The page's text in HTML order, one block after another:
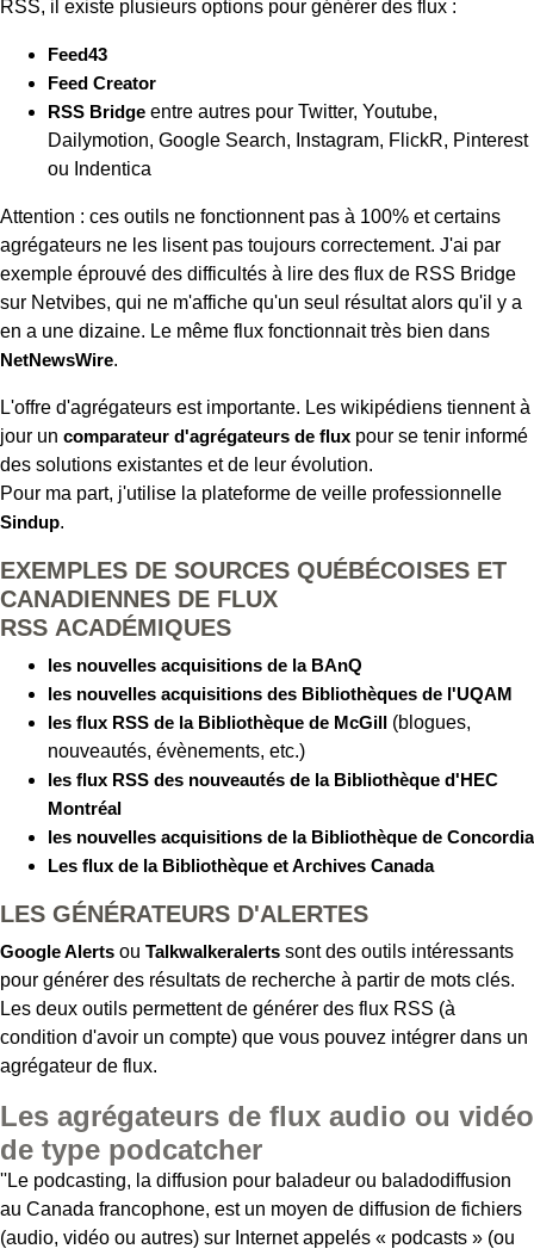
RSS, il existe plusieurs options pour générer des flux :
Feed43
Feed Creator
RSS Bridge entre autres pour Twitter, Youtube,
Dailymotion, Google Search, Instagram, FlickR, Pinterest
ou Indentica
Attention : ces outils ne fonctionnent pas à 100% et certains
agrégateurs ne les lisent pas toujours correctement. J'ai par
exemple éprouvé des difficultés à lire des flux de RSS Bridge
sur Netvibes, qui ne m'affiche qu'un seul résultat alors qu'il y a
en a une dizaine. Le même flux fonctionnait très bien dans
NetNewsWire.
L'offre d'agrégateurs est importante. Les wikipédiens tiennent à
jour un comparateur d'agrégateurs de flux pour se tenir informé
des solutions existantes et de leur évolution.
Pour ma part, j'utilise la plateforme de veille professionnelle
Sindup.
EXEMPLES DE SOURCES QUÉBÉCOISES ET
CANADIENNES DE FLUX
RSS ACADÉMIQUES
les nouvelles acquisitions de la BAnQ
les nouvelles acquisitions des Bibliothèques de l'UQAM
les flux RSS de la Bibliothèque de McGill (blogues,
nouveautés, évènements, etc.)
les flux RSS des nouveautés de la Bibliothèque d'HEC
Montréal
les nouvelles acquisitions de la Bibliothèque de Concordia
Les flux de la Bibliothèque et Archives Canada
LES GÉNÉRATEURS D'ALERTES
Google Alerts ou Talkwalkeralerts sont des outils intéressants
pour générer des résultats de recherche à partir de mots clés.
Les deux outils permettent de générer des flux RSS (à
condition d'avoir un compte) que vous pouvez intégrer dans un
agrégateur de flux.
Les agrégateurs de flux audio ou vidéo
de type podcatcher
''Le podcasting, la diffusion pour baladeur ou baladodiffusion
au Canada francophone, est un moyen de diffusion de fichiers
(audio, vidéo ou autres) sur Internet appelés « podcasts » (ou